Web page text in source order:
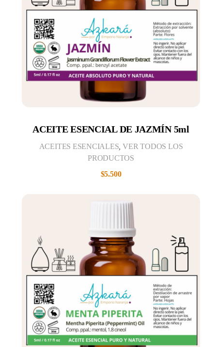
ACEITE ESENCIAL DE JAZMÍN 5ml
$5.500
ACEITES ESENCIALES ,VER TODOS LOS
PRODUCTOS